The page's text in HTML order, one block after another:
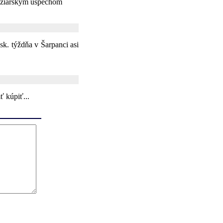
uspechom
týždňa v Šarpanci asi
kúpiť...